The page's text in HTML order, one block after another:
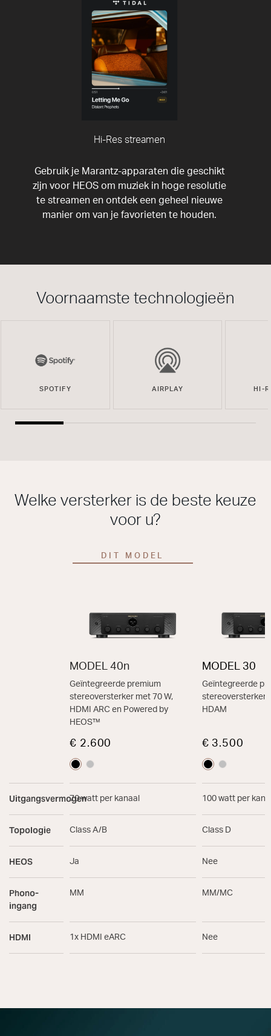
Hi-Res streamen
Gebruik je Marantz-apparaten die geschikt
zijn voor HEOS om muziek in hoge resolutie
te streamen en ontdek een geheel nieuwe
manier om van je favorieten te houden.
Voornaamste technologieën
SPOTIFY AIRPLAY HI-
Welke versterker is de beste keuze
voor u?
Uitgangsvermogen
Topologie
HEOS
Phono-
ingang
HDMI
DIT MODEL
MODEL 40n
Geïntegreerde premium
stereoversterker met 70 W,
HDMI ARC en Powered by
HEOS™
€ 2.600
70 watt per kanaal
Class A/B
Ja
MM
1x HDMI eARC
MODEL 30
Geïntegreerde
stereoversterker
HDAM
€ 3.500
100 watt per
Class D
Nee
MM/MC
Nee